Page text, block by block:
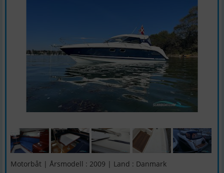
Motorbåt | Årsmodell : 2009 | Land : Danmark